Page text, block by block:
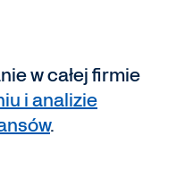
w całej firmie
i analizie
.